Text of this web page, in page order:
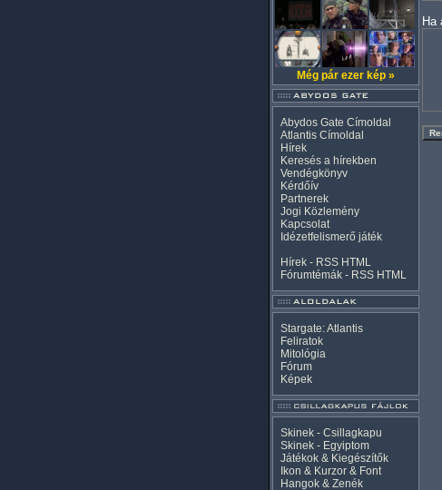
Még pár ezer kép »
Abydos Gate Címoldal
Atlantis Címoldal
Hírek
Keresés a hírekben
Vendégkönyv
Kérdőív
Partnerek
Jogi Közlemény
Kapcsolat
Idézetfelismerő játék
Hírek - RSS HTML
Fórumtémák - RSS HTML
Stargate: Atlantis
Feliratok
Mitológia
Fórum
Képek
Skinek - Csillagkapu
Skinek - Egyiptom
Játékok & Kiegészítők
Ikon & Kurzor & Font
Hangok & Zenék
Ha